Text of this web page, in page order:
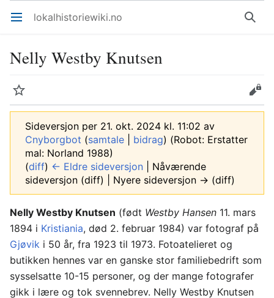
Åpne hovedmenyen lokalhistoriewiki.no Søk
Nelly Westby Knutsen
Overvåk Rediger
Sideversjon per 21. okt. 2024 kl. 11:02 av
Cnyborgbot (samtale bidrag) (Robot: Erstatter
mal: Norland 1988)
(diff) ← Eldre sideversjon | Nåværende
sideversjon (diff) | Nyere sideversjon → (diff)
Nelly Westby Knutsen (født Westby Hansen 11. mars
1894 i Kristiania, død 2. februar 1984) var fotograf på
Gjøvik i 50 år, fra 1923 til 1973. Fotoatelieret og
butikken hennes var en ganske stor familiebedrift som
sysselsatte 10-15 personer, og der mange fotografer
gikk i lære og tok svennebrev. Nelly Westby Knutsen